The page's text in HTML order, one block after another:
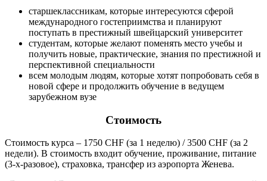
старшеклассникам, которые интересуются сферой
международного гостеприимства и планируют
поступать в престижный швейцарский университет
студентам, которые желают поменять место учебы и
получить новые, практические, знания по престижной и
перспективной специальности
всем молодым людям, которые хотят попробовать себя в
новой сфере и продолжить обучение в ведущем
зарубежном вузе
Стоимость
Стоимость курса – 1750 CHF (за 1 неделю) / 3500 CHF (за 2
недели). В стоимость входит обучение, проживание, питание
(3-х-разовое), страховка, трансфер из аэропорта Женева.